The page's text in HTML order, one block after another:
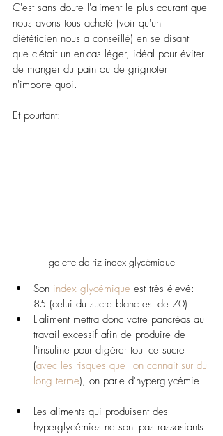
C'est sans doute l'aliment le plus courant que
nous avons tous acheté (voir qu'un
diététicien nous a conseillé) en se disant
que c'était un en-cas léger, idéal pour éviter
de manger du pain ou de grignoter
n'importe quoi.
Et pourtant:
galette de riz index glycémique
Son index glycémique est très élevé:
85 (celui du sucre blanc est de 70)
L'aliment mettra donc votre pancréas au
travail excessif afin de produire de
l'insuline pour digérer tout ce sucre
(avec les risques que l'on connait sur du
long terme), on parle d'hyperglycémie
Les aliments qui produisent des
hyperglycémies ne sont pas rassasiants